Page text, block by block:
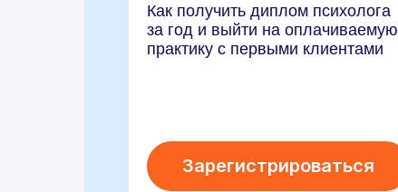
Как получить диплом психолога
за год и выйти на оплачиваемую
практику с первыми клиентами
Зарегистрироваться